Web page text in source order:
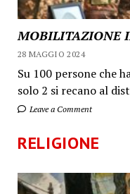
MOBILITAZIONE
28 MAGGIO 2024
Su 100 persone che
solo 2 si recano al
Leave a Comment
RELIGIONE